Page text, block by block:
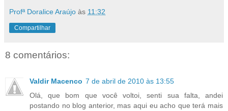
Profª Doralice Araújo às 11:32
Compartilhar
8 comentários:
Valdir Macenco 7 de abril de 2010 às 13:55
Olá, que bom que você voltoi, senti sua falta, andei
postando no blog anterior, mas aqui eu acho que terá mais